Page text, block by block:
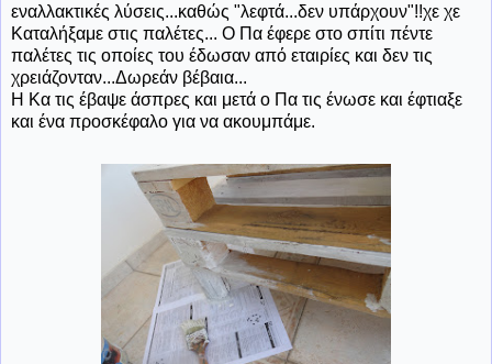
εναλλακτικές λύσεις...καθώς "λεφτά...δεν υπάρχουν"!!χε χε
Καταλήξαμε στις παλέτες... Ο Πα έφερε στο σπίτι πέντε
παλέτες τις οποίες του έδωσαν από εταιρίες και δεν τις
χρειάζονταν...Δωρεάν βέβαια...
Η Κα τις έβαψε άσπρες και μετά ο Πα τις ένωσε και έφτιαξε
και ένα προσκέφαλο για να ακουμπάμε.